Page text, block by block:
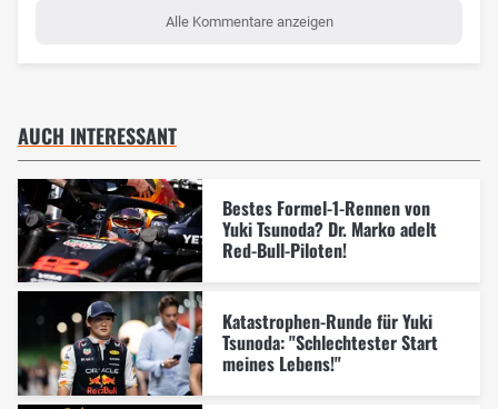
Alle Kommentare anzeigen
AUCH INTERESSANT
Bestes Formel-1-Rennen von
Yuki Tsunoda? Dr. Marko adelt
Red-Bull-Piloten!
Katastrophen-Runde für Yuki
Tsunoda: "Schlechtester Start
meines Lebens!"